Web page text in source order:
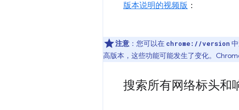
版本说明的视频版 ：
注意 ：您可以在 chrome://version
高版本，这些功能可能发生了变化。
搜索所有网络标头和